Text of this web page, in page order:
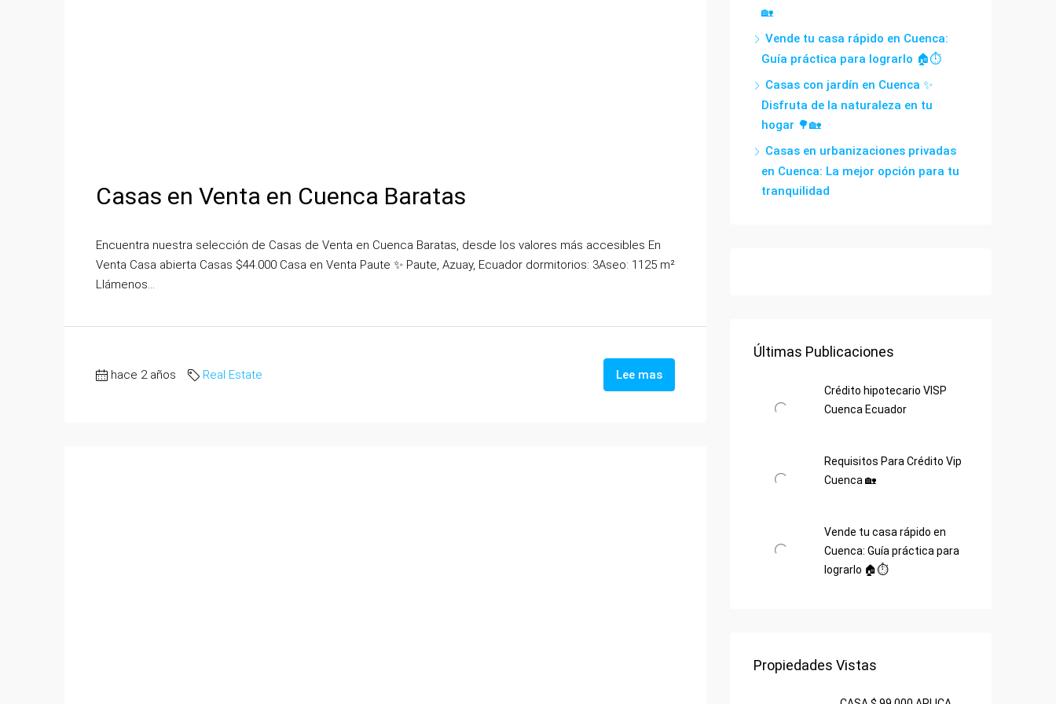
Casas en Venta en Cuenca Baratas
Encuentra nuestra selección de Casas de Venta en Cuenca Baratas, desde los valores más accesibles En
Venta Casa abierta Casas $44.000 Casa en Venta Paute ✨ Paute, Azuay, Ecuador dormitorios: 3Aseo: 1125 m²
Llámenos...
hace 2 años Real Estate Lee mas
🏡
Vende tu casa rápido en Cuenca:
Guía práctica para lograrlo 🏠⏱️
Casas con jardín en Cuenca ✨
Disfruta de la naturaleza en tu
hogar 🌳🏡
Casas en urbanizaciones privadas
en Cuenca: La mejor opción para tu
tranquilidad
Últimas Publicaciones
Crédito hipotecario VISP
Cuenca Ecuador
Requisitos Para Crédito Vip
Cuenca 🏡
Vende tu casa rápido en
Cuenca: Guía práctica para
lograrlo 🏠⏱️
Propiedades Vistas